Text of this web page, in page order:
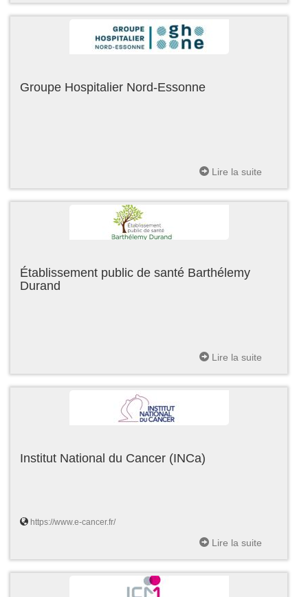
Groupe Hospitalier Nord-Essonne
Lire la suite
Établissement public de santé Barthélemy
Durand
Lire la suite
Institut National du Cancer (INCa)
https://www.e-cancer.fr/
Lire la suite